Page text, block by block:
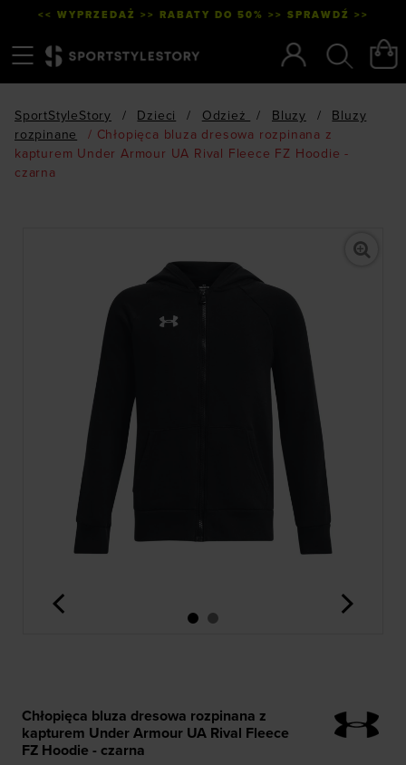
<< WYPRZEDAŻ >> RABATY DO 50% >> SPRAWDŹ >>
SportStyleStory / Dzieci / Odzież / Bluzy /
Bluzy
rozpinane
/ Chłopięca bluza dresowa rozpinana z
kapturem Under Armour UA Rival Fleece FZ Hoodie -
czarna
<
Chłopięca bluza dresowa rozpinana z
kapturem Under Armour UA Rival Fleece
FZ Hoodie - czarna